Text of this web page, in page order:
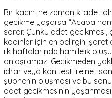
Bir kadın, ne zaman ki adet
gecikme yaşarsa “Acaba
sorar. Çünkü adet
kadınlar için en belirgin
ilk haftalarında hamilelik
anlaşılamaz. Gecikmeden
idrar veya kan testi ile net
şüphenin oluşması ve bu
adet gecikmesinin